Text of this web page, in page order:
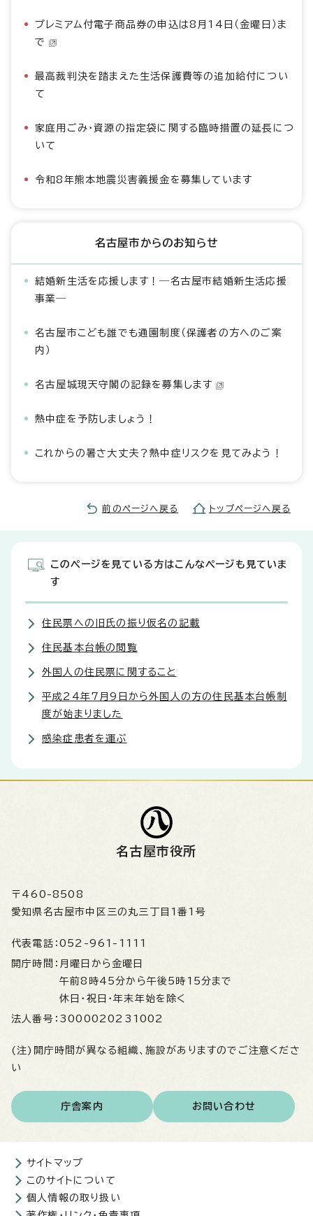
プレミアム付電子商品券の申込は8月14日（金曜日）ま
で
最高裁判決を踏まえた生活保護費等の追加給付につい
て
家庭用ごみ・資源の指定袋に関する臨時措置の延長につ
いて
令和8年熊本地震災害義援金を募集しています
名古屋市からのお知らせ
結婚新生活を応援します！―名古屋市結婚新生活応援
事業―
名古屋市こども誰でも通園制度（保護者の方へのご案
内）
名古屋城現天守閣の記録を募集します
熱中症を予防しましょう！
これからの暑さ大丈夫？熱中症リスクを見てみよう！
前のページへ戻る トップページへ戻る
このページを見ている方はこんなページも見ていま
す
住民票への旧氏の振り仮名の記載
住民基本台帳の閲覧
外国人の住民票に関すること
平成24年7月9日から外国人の方の住民基本台帳制
度が始まりました
感染症患者を運ぶ
名古屋市役所
〒460-8508
愛知県名古屋市中区三の丸三丁目1番1号
代表電話： 052-961-1111
開庁時間： 月曜日から金曜日
午前8時45分から午後5時15分まで
休日・祝日・年末年始を除く
法人番号： 3000020231002
(注)開庁時間が異なる組織、施設がありますのでご注意くださ
い
庁舎案内 お問い合わせ
サイトマップ
このサイトについて
個人情報の取り扱い